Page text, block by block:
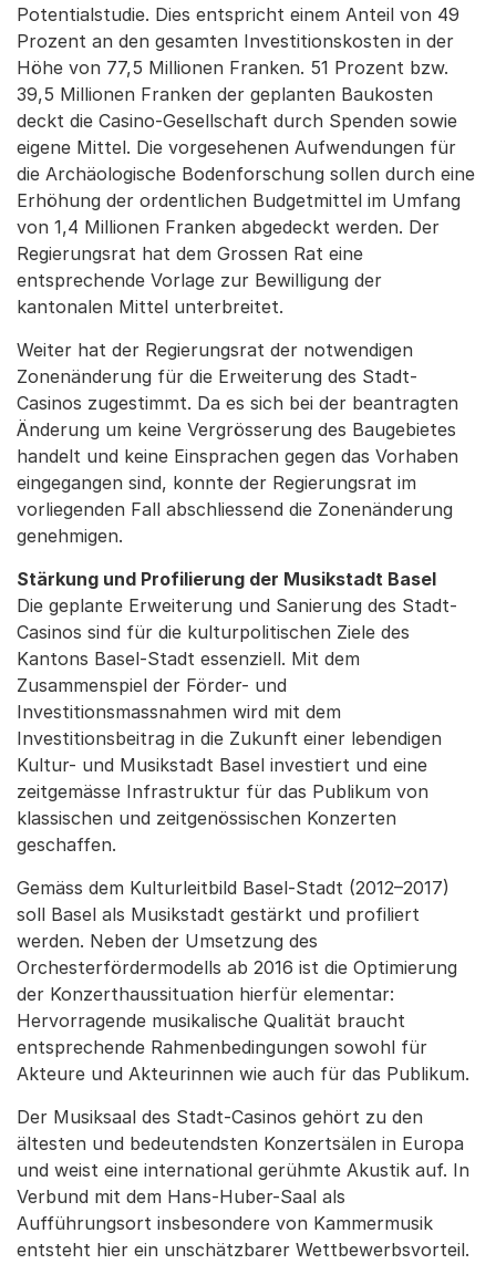
Potentialstudie. Dies entspricht einem Anteil von 49
Prozent an den gesamten Investitionskosten in der
Höhe von 77,5 Millionen Franken. 51 Prozent bzw.
39,5 Millionen Franken der geplanten Baukosten
deckt die Casino-Gesellschaft durch Spenden sowie
eigene Mittel. Die vorgesehenen Aufwendungen für
die Archäologische Bodenforschung sollen durch eine
Erhöhung der ordentlichen Budgetmittel im Umfang
von 1,4 Millionen Franken abgedeckt werden. Der
Regierungsrat hat dem Grossen Rat eine
entsprechende Vorlage zur Bewilligung der
kantonalen Mittel unterbreitet.
Weiter hat der Regierungsrat der notwendigen
Zonenänderung für die Erweiterung des Stadt-
Casinos zugestimmt. Da es sich bei der beantragten
Änderung um keine Vergrösserung des Baugebietes
handelt und keine Einsprachen gegen das Vorhaben
eingegangen sind, konnte der Regierungsrat im
vorliegenden Fall abschliessend die Zonenänderung
genehmigen.
Stärkung und Profilierung der Musikstadt Basel
Die geplante Erweiterung und Sanierung des Stadt-
Casinos sind für die kulturpolitischen Ziele des
Kantons Basel-Stadt essenziell. Mit dem
Zusammenspiel der Förder- und
Investitionsmassnahmen wird mit dem
Investitionsbeitrag in die Zukunft einer lebendigen
Kultur- und Musikstadt Basel investiert und eine
zeitgemässe Infrastruktur für das Publikum von
klassischen und zeitgenössischen Konzerten
geschaffen.
Gemäss dem Kulturleitbild Basel-Stadt (2012–2017)
soll Basel als Musikstadt gestärkt und profiliert
werden. Neben der Umsetzung des
Orchesterfördermodells ab 2016 ist die Optimierung
der Konzerthaussituation hierfür elementar:
Hervorragende musikalische Qualität braucht
entsprechende Rahmenbedingungen sowohl für
Akteure und Akteurinnen wie auch für das Publikum.
Der Musiksaal des Stadt-Casinos gehört zu den
ältesten und bedeutendsten Konzertsälen in Europa
und weist eine international gerühmte Akustik auf. In
Verbund mit dem Hans-Huber-Saal als
Aufführungsort insbesondere von Kammermusik
entsteht hier ein unschätzbarer Wettbewerbsvorteil.